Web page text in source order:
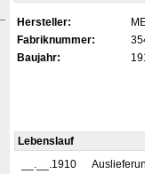
Hersteller:
Fabriknummer:
Baujahr:
Lebenslauf
__.__.1910